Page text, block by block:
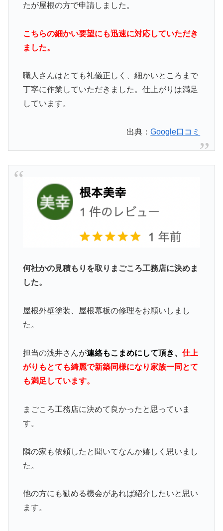
たが屋根の方で申請しました。
こちらの細かい要望にも迅速に対応していただき
ました。
職人さんはとても礼儀正しく、細かいところまで
丁寧に作業していただきました。仕上がりは満足
しています。
出典：Google口コミ
何社かの見積もりを取りまごころ工務店に決めま
した。
屋根外壁塗装、屋根幕板の修理をお願いしまし
た。
担当の浅井さんが連絡もこまめにして頂き、 仕上
がりもとても綺麗で新築同様になり家族一同とて
も満足しています。
まごころ工務店に決めて良かったと思っていま
す。
隣の家も依頼したと聞いてなんか嬉しく思いまし
た。
他の方にも勧める機会があれば紹介したいと思い
ます。